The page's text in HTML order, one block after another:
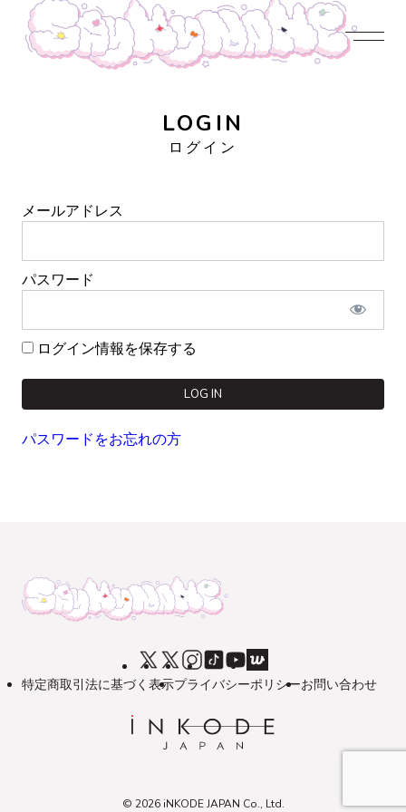
NEWSPROFILECONTENTSDISCOGRAPHYCONTACT
JOIN US LOGIN
LOGIN
ログイン
メールアドレス
パスワード
ログイン情報を保存する
パスワードをお忘れの方
特定商取引法に基づく表示プライバシーポリシーお問い合わせ
© 2026 iNKODE JAPAN Co., Ltd.